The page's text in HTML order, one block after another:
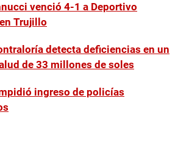
venció 4-1 a Deportivo
Trujillo
detecta deficiencias en un
de 33 millones de soles
ingreso de policías